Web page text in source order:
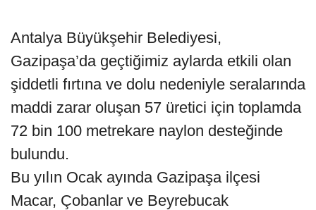
Antalya Büyükşehir Belediyesi,
Gazipaşa’da geçtiğimiz aylarda etkili olan
şiddetli fırtına ve dolu nedeniyle seralarında
maddi zarar oluşan 57 üretici için toplamda
72 bin 100 metrekare naylon desteğinde
bulundu.
Bu yılın Ocak ayında Gazipaşa ilçesi
Macar, Çobanlar ve Beyrebucak